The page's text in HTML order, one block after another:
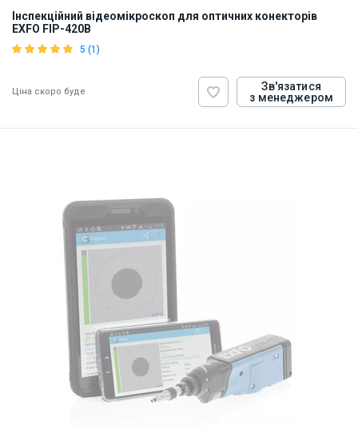
Інспекційний відеомікроскоп для оптичних конекторів
EXFO FIP-420B
5 (1)
Ціна скоро буде
Зв'язатися
з менеджером